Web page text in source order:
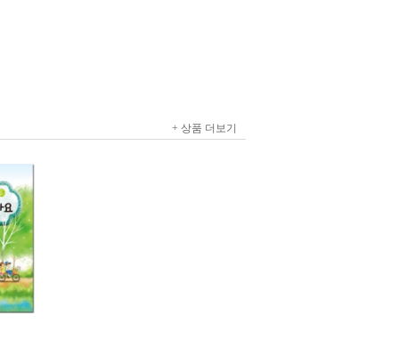
+ 상품 더보기